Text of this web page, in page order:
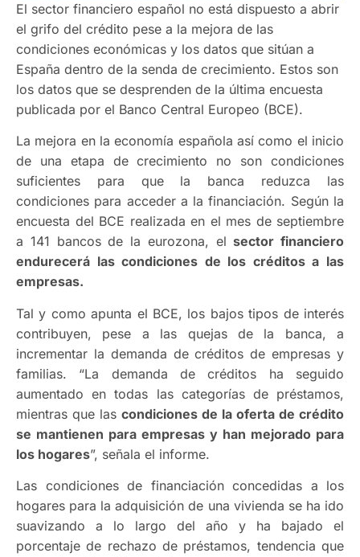
El sector financiero español no está dispuesto a abrir
el grifo del crédito pese a la mejora de las
condiciones económicas y los datos que sitúan a
España dentro de la senda de crecimiento. Estos son
los datos que se desprenden de la última encuesta
publicada por el Banco Central Europeo (BCE).
La mejora en la economía española así como el inicio
de una etapa de crecimiento no son condiciones
suficientes para que la banca reduzca las
condiciones para acceder a la financiación. Según la
encuesta del BCE realizada en el mes de septiembre
a 141 bancos de la eurozona, elsector financiero
endurecerá las condiciones de los créditos a las
empresas.
Tal y como apunta el BCE, los bajos tipos de interés
contribuyen, pese a las quejas de la banca, a
incrementar la demanda de créditos de empresas y
familias. “La demanda de créditos ha seguido
aumentado en todas las categorías de préstamos,
mientras que las condiciones de la oferta de crédito
se mantienen para empresas y han mejorado para
los hogares”, señala el informe.
Las condiciones de financiación concedidas a los
hogares para la adquisición de una vivienda se ha ido
suavizando a lo largo del año y ha bajado el
porcentaje de rechazo de préstamos, tendencia que